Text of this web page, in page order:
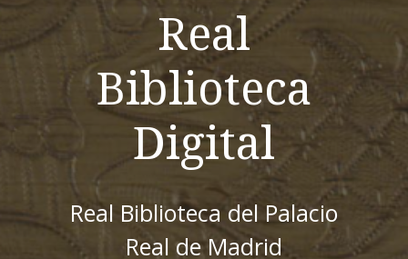
Real
Biblioteca
Digital
Real Biblioteca del Palacio
Real de Madrid